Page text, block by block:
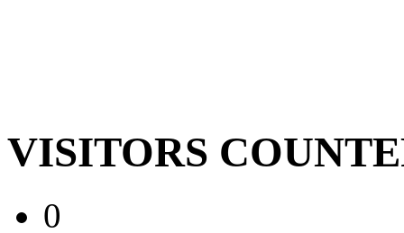
VISITORS
0